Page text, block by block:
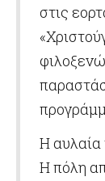
στις
Η αυλαία
Η πόλη